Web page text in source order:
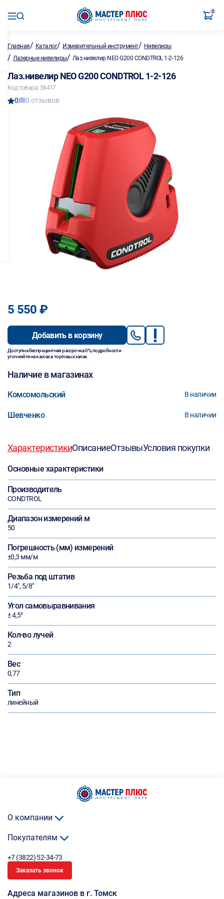
0
Главная/ Каталог/ Измерительный инструмент/ Нивелиры
/ Лазерные нивелиры/ Лаз.нивелир NEO G200 CONDTROL 1-2-126
Лаз.нивелир NEO G200 CONDTROL 1-2-126
Код товара: 58417
0 0 отзывов
5 550 ₽
Добавить в корзину
Доступна беспроцентная рассрочка 0%, подробности
уточняйте на кассах в торговых залах.
Наличие в магазинах
Комсомольский В наличии
Шевченко В наличии
ХарактеристикиОписаниеОтзывыУсловия покупки
Основные характеристики
Производитель
CONDTROL
Диапазон измерений м
50
Погрешность (мм) измерений
±0,3 мм/м
Резьба под штатив
1/4", 5/8"
Угол самовыравнивания
± 4,5°
Кол-во лучей
2
Вес
0,77
Тип
линейный
О компании
Покупателям
+7 (3822) 52-34-73
Заказать звонок
Адреса магазинов в г. Томск